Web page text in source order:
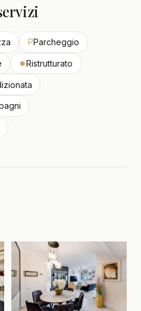
PParcheggio
✹Ristrutturato